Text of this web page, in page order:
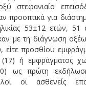
στεφανιαίο
προοπτικά για
53±12 ετών,
με τη διάγνωση
προσθίου
(17) ή εμφράγματος
ως πρώτη εκδήλωση
οι ασθενείς